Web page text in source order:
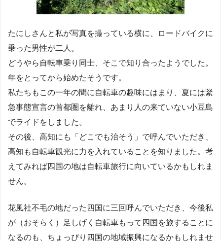
たにしさんと私が写真を撮っている横に、ロードバイクに
乗った男性が二人。
どうやら自転車乗り同士、そこで知り合ったようでした。
年をとってから始めたそうです。
私たちもこの一年の間に自転車の趣味にはまり、夏には緊
急事態宣言の首都圏を離れ、あまり人の来ていない小豆島
でライドをしました。
その後、高知にも「どこでも治そう」で呼んでいただき、
高知も自転車観光に力を入れていることを知りました。考
えてみれば四国の地は自転車旅行に向いているかもしれま
せん。
花風社不毛の地だった四国に三回呼んでいただき、今後私
が（おそらく）足しげく自転車もって四国を旅することに
なるのも、ちょっぴり四国の地域振興になるかもしれませ